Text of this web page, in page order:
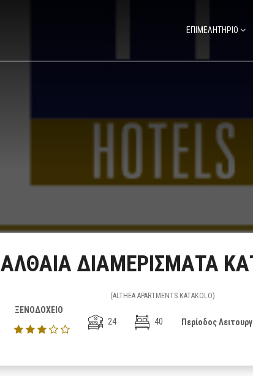
ΕΠΙΜΕΛΗΤΗΡΙΟ
ΑΛΘΑΙΑ ΔΙΑΜΕΡΙΣΜΑΤΑ
(ALTHEA APARTMENTS KATAKOLO)
ΞΕΝΟΔΟΧΕΙΟ
24
40 Περίοδος